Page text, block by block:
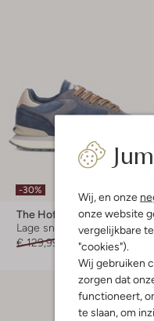
Wij, en onze
onze website
vergelijkbare
"cookies").
Wij gebruiken
zorgen dat
functioneert,
te slaan, om
-30%
The Hoff Brand
Lage sneakers
€ 129,99
€ 90,99